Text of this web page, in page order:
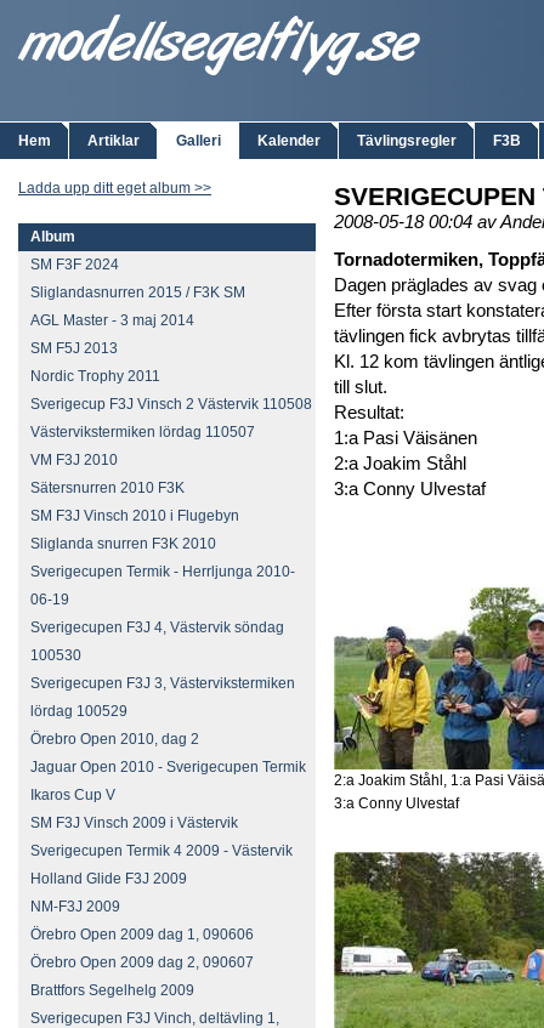
Hem Artiklar Galleri Kalender Tävlingsregler F3B
Ladda upp ditt eget album >>
Album
SM F3F 2024
Sliglandasnurren 2015 / F3K SM
AGL Master - 3 maj 2014
SM F5J 2013
Nordic Trophy 2011
Sverigecup F3J Vinsch 2 Västervik 110508
Västervikstermiken lördag 110507
VM F3J 2010
Sätersnurren 2010 F3K
SM F3J Vinsch 2010 i Flugebyn
Sliglanda snurren F3K 2010
Sverigecupen Termik - Herrljunga 2010-
06-19
Sverigecupen F3J 4, Västervik söndag
100530
Sverigecupen F3J 3, Västervikstermiken
lördag 100529
Örebro Open 2010, dag 2
Jaguar Open 2010 - Sverigecupen Termik
Ikaros Cup V
SM F3J Vinsch 2009 i Västervik
Sverigecupen Termik 4 2009 - Västervik
Holland Glide F3J 2009
NM-F3J 2009
Örebro Open 2009 dag 1, 090606
Örebro Open 2009 dag 2, 090607
Brattfors Segelhelg 2009
Sverigecupen F3J Vinch, deltävling 1,
2008-05-18 00:04 av
Tornadotermiken,
Dagen präglades av
Efter första start
tävlingen fick avbrytas
Kl. 12 kom tävlingen
till slut.
Resultat:
1:a Pasi Väisänen
2:a Joakim Ståhl
3:a Conny Ulvestaf
2:a Joakim Ståhl, 1:a Pasi
3:a Conny Ulvestaf